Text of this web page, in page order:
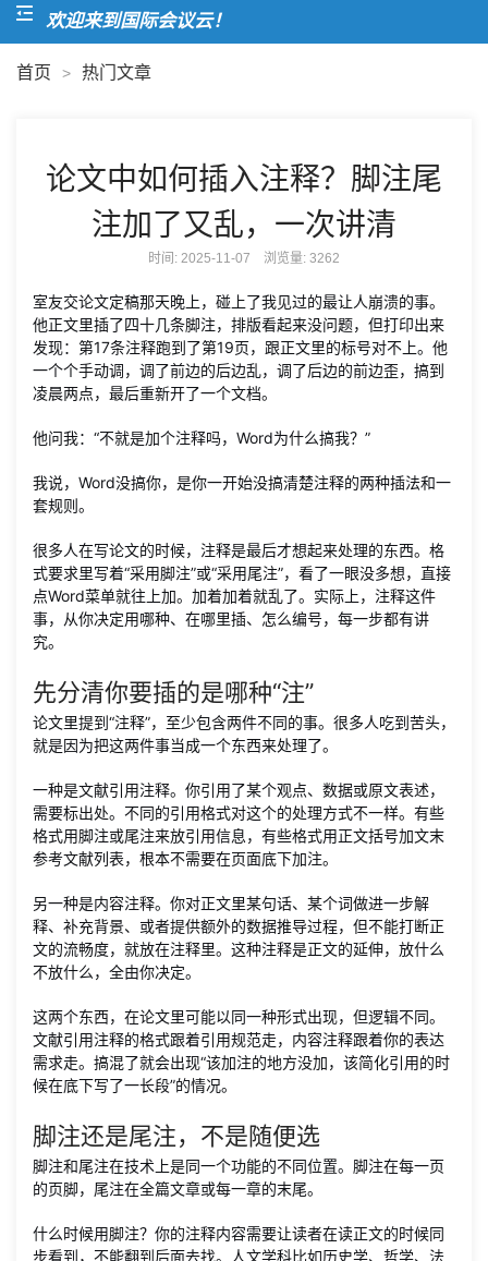
欢迎来到国际会议云！
首页 > 热门文章
论文中如何插入注释？脚注尾
注加了又乱，一次讲清
时间: 2025-11-07 浏览量: 3262
室友交论文定稿那天晚上，碰上了我见过的最让人崩溃的事。
他正文里插了四十几条脚注，排版看起来没问题，但打印出来
发现：第17条注释跑到了第19页，跟正文里的标号对不上。他
一个个手动调，调了前边的后边乱，调了后边的前边歪，搞到
凌晨两点，最后重新开了一个文档。
他问我：“不就是加个注释吗，Word为什么搞我？”
我说，Word没搞你，是你一开始没搞清楚注释的两种插法和一
套规则。
很多人在写论文的时候，注释是最后才想起来处理的东西。格
式要求里写着“采用脚注”或“采用尾注”，看了一眼没多想，直接
点Word菜单就往上加。加着加着就乱了。实际上，注释这件
事，从你决定用哪种、在哪里插、怎么编号，每一步都有讲
究。
先分清你要插的是哪种“注”
论文里提到“注释”，至少包含两件不同的事。很多人吃到苦头，
就是因为把这两件事当成一个东西来处理了。
一种是文献引用注释。你引用了某个观点、数据或原文表述，
需要标出处。不同的引用格式对这个的处理方式不一样。有些
格式用脚注或尾注来放引用信息，有些格式用正文括号加文末
参考文献列表，根本不需要在页面底下加注。
另一种是内容注释。你对正文里某句话、某个词做进一步解
释、补充背景、或者提供额外的数据推导过程，但不能打断正
文的流畅度，就放在注释里。这种注释是正文的延伸，放什么
不放什么，全由你决定。
这两个东西，在论文里可能以同一种形式出现，但逻辑不同。
文献引用注释的格式跟着引用规范走，内容注释跟着你的表达
需求走。搞混了就会出现“该加注的地方没加，该简化引用的时
候在底下写了一长段”的情况。
脚注还是尾注，不是随便选
脚注和尾注在技术上是同一个功能的不同位置。脚注在每一页
的页脚，尾注在全篇文章或每一章的末尾。
什么时候用脚注？你的注释内容需要让读者在读正文的时候同
步看到，不能翻到后面去找。人文学科比如历史学、哲学、法